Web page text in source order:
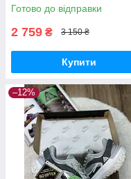
Готово до відправки
2 759 ₴ 3 150 ₴
Купити
–12%